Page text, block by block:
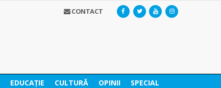
CONTACT
EDUCAȚIE CULTURĂ OPINII SPECIAL